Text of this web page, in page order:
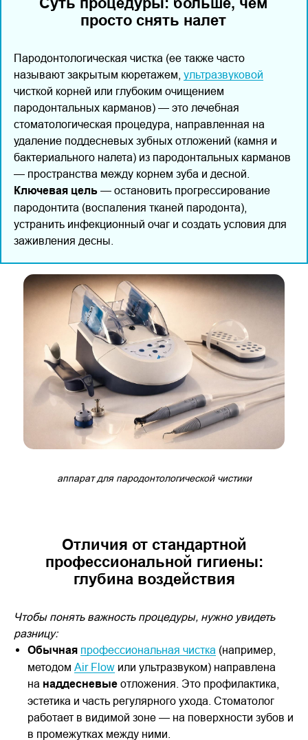
просто снять налет
Пародонтологическая чистка (ее также часто
называют закрытым кюретажем, ультразвуковой
чисткой корней или глубоким очищением
пародонтальных карманов) — это лечебная
стоматологическая процедура, направленная на
удаление поддесневых зубных отложений (камня и
бактериального налета) из пародонтальных карманов
— пространства между корнем зуба и десной.
Ключевая цель — остановить прогрессирование
пародонтита (воспаления тканей пародонта),
устранить инфекционный очаг и создать условия для
заживления десны.
аппарат для пародонтологической чистики
Отличия от стандартной
профессиональной гигиены:
глубина воздействия
Чтобы понять важность процедуры, нужно увидеть
разницу:
Обычная профессиональная чистка (например,
методом Air Flow или ультразвуком) направлена
на наддесневые отложения. Это профилактика,
эстетика и часть регулярного ухода. Стоматолог
работает в видимой зоне — на поверхности зубов и
в промежутках между ними.